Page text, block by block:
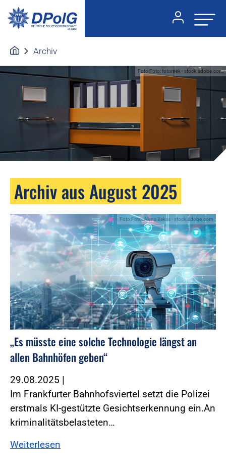
Archiv
Foto:Foto: fotomek - stock.adobe.com
Archiv aus August 2025
Foto:Foto: Alena Bekas - stock.adobe.com
„Es müsste eine solche Technologie längst an
allen Bahnhöfen geben“
29.08.2025 |
Im Frankfurter Bahnhofsviertel setzt die Polizei
erstmals KI-gestützte Gesichtserkennung ein.An
kriminalitätsbelasteten…
Weiterlesen